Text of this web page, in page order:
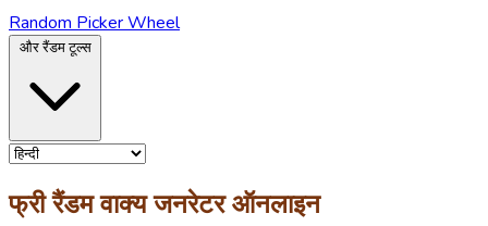
Random Picker Wheel
और रैंडम टूल्स
फ्री रैंडम वाक्य जनरेटर ऑनलाइन